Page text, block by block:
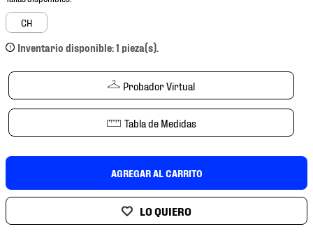
CH
Inventario disponible: 1 pieza(s).
Probador Virtual
Tabla de Medidas
AGREGAR AL CARRITO
jersey
6.
mochila
10. tenis nike